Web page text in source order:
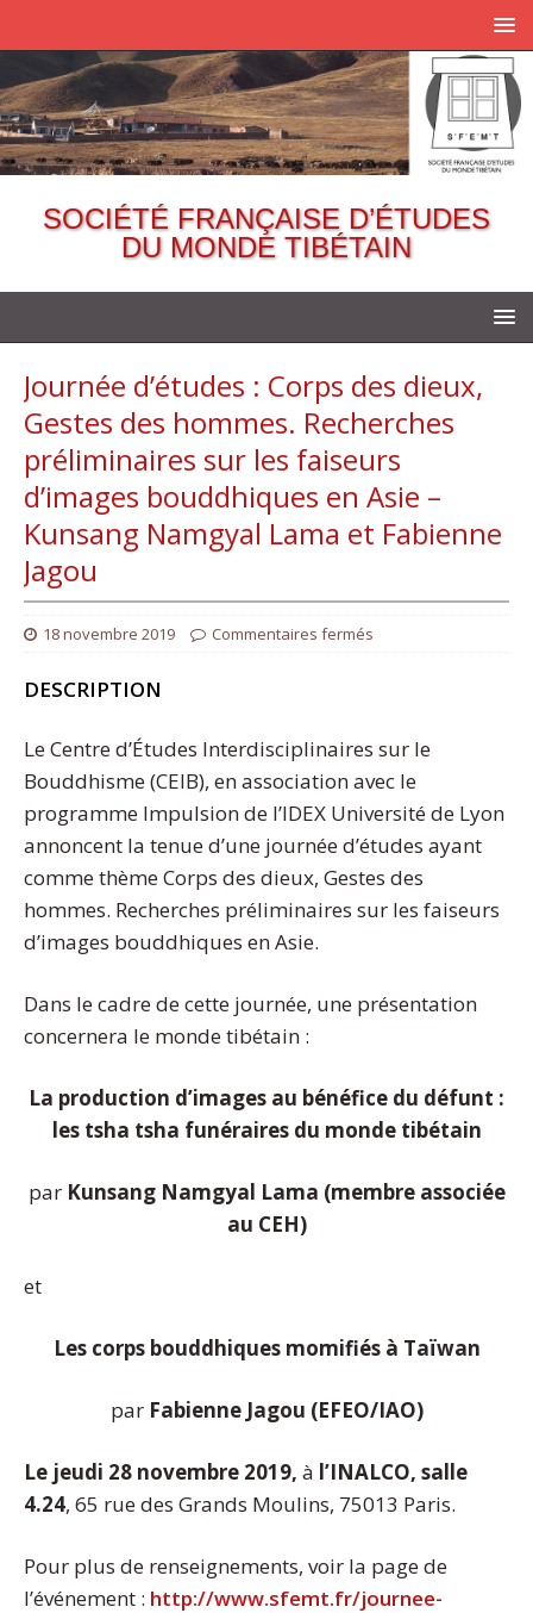
SOCIÉTÉ FRANÇAISE D’ÉTUDES
DU MONDE TIBÉTAIN
Journée d’études : Corps des dieux,
Gestes des hommes. Recherches
préliminaires sur les faiseurs
d’images bouddhiques en Asie –
Kunsang Namgyal Lama et Fabienne
Jagou
18 novembre 2019 Commentaires fermés
DESCRIPTION
Le Centre d’Études Interdisciplinaires sur le
Bouddhisme (CEIB), en association avec le
programme Impulsion de l’IDEX Université de Lyon
annoncent la tenue d’une journée d’études ayant
comme thème Corps des dieux, Gestes des
hommes. Recherches préliminaires sur les faiseurs
d’images bouddhiques en Asie.
Dans le cadre de cette journée, une présentation
concernera le monde tibétain :
La production d’images au bénéfice du défunt :
les tsha tsha funéraires du monde tibétain
par Kunsang Namgyal Lama (membre associée
au CEH)
et
Les corps bouddhiques momifiés à Taïwan
par Fabienne Jagou (EFEO/IAO)
Le jeudi 28 novembre 2019, à l’INALCO, salle
4.24, 65 rue des Grands Moulins, 75013 Paris.
Pour plus de renseignements, voir la page de
l’événement : http://www.sfemt.fr/journee-